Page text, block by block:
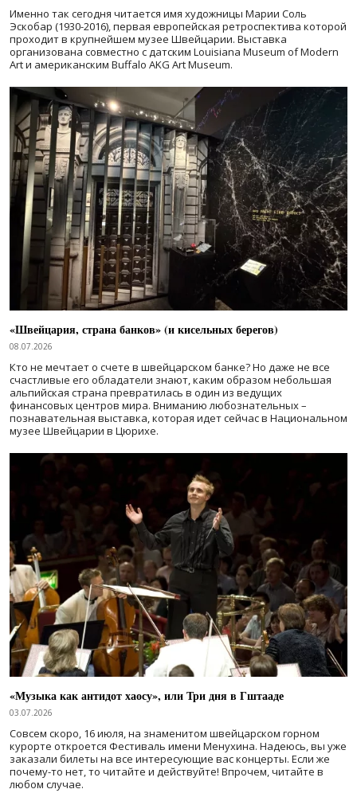
Именно так сегодня читается имя художницы Марии Соль
Эскобар (1930-2016), первая европейская ретроспектива которой
проходит в крупнейшем музее Швейцарии. Выставка
организована совместно с датским Louisiana Museum of Modern
Art и американским Buffalo AKG Art Museum.
«Швейцария, страна банков» (и кисельных берегов)
08.07.2026
Кто не мечтает о счете в швейцарском банке? Но даже не все
счастливые его обладатели знают, каким образом небольшая
альпийская страна превратилась в один из ведущих
финансовых центров мира. Вниманию любознательных –
познавательная выставка, которая идет сейчас в Национальном
музее Швейцарии в Цюрихе.
«Музыка как антидот хаосу», или Три дня в Гштааде
03.07.2026
Совсем скоро, 16 июля, на знаменитом швейцарском горном
курорте откроется Фестиваль имени Менухина. Надеюсь, вы уже
заказали билеты на все интересующие вас концерты. Если же
почему-то нет, то читайте и действуйте! Впрочем, читайте в
любом случае.